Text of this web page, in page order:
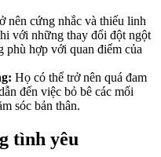
nên cứng nhắc và thiếu linh
với những thay đổi đột ngột
phù hợp với quan điểm của
Họ có thể trở nên quá đam
đến việc bỏ bê các mối
sóc bản thân.
tình yêu